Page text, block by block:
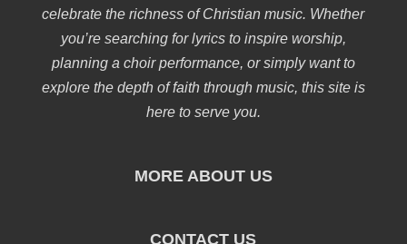
celebrate the richness of Christian music. Whether
you’re searching for lyrics to inspire worship,
planning a choir performance, or simply want to
explore the depth of faith through music, this site is
here to serve you.
MORE ABOUT US
CONTACT US